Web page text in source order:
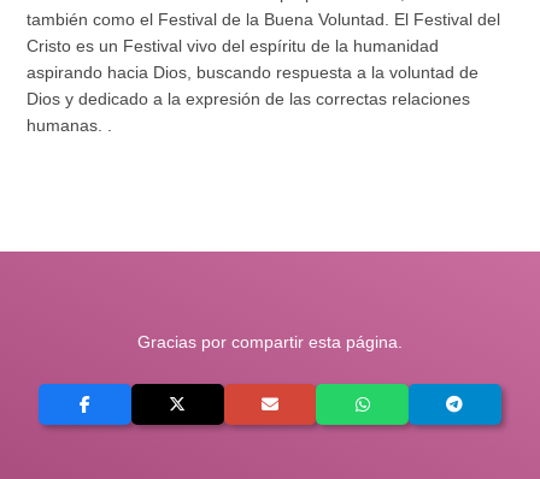
también como el Festival de la Buena Voluntad. El Festival del
Cristo es un Festival vivo del espíritu de la humanidad
aspirando hacia Dios, buscando respuesta a la voluntad de
Dios y dedicado a la expresión de las correctas relaciones
humanas. .
Gracias por compartir esta página.